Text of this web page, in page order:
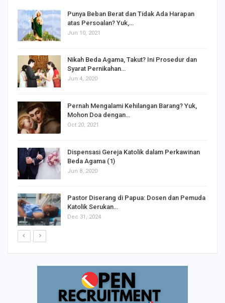
Punya Beban Berat dan Tidak Ada Harapan
atas Persoalan? Yuk,…
Jun 10, 2021
Nikah Beda Agama, Takut? Ini Prosedur dan
Syarat Pernikahan…
Jun 4, 2020
Pernah Mengalami Kehilangan Barang? Yuk,
Mohon Doa dengan…
Oct 20, 2021
Dispensasi Gereja Katolik dalam Perkawinan
Beda Agama (1)
Jun 8, 2020
Pastor Diserang di Papua: Dosen dan Pemuda
Katolik Serukan…
Dec 31, 2024